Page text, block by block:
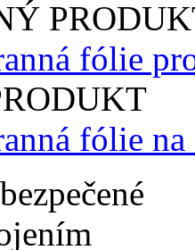
fólie
fólie